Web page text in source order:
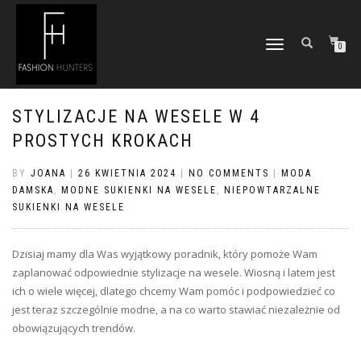
TOGGLE
0
STYLIZACJE NA WESELE W 4
PROSTYCH KROKACH
BY JOANA 26 KWIETNIA 2024 NO COMMENTS
MODA
DAMSKA , MODNE SUKIENKI NA WESELE ,
NIEPOWTARZALNE
SUKIENKI NA WESELE
Dzisiaj mamy dla Was wyjątkowy poradnik, który pomoże Wam
zaplanować odpowiednie stylizacje na wesele. Wiosną i latem jest
ich o wiele więcej, dlatego chcemy Wam pomóc i podpowiedzieć co
jest teraz szczególnie modne, a na co warto stawiać niezależnie od
obowiązujących trendów.